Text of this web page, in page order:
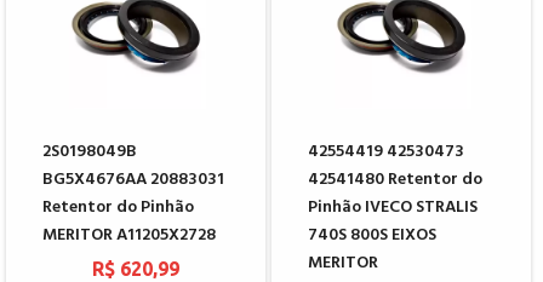
2S0198049B
BG5X4676AA 20883031
Retentor do Pinhão
MERITOR A11205X2728
R$ 620,99
42554419 42530473
42541480 Retentor do
Pinhão IVECO STRALIS
740S 800S EIXOS
MERITOR